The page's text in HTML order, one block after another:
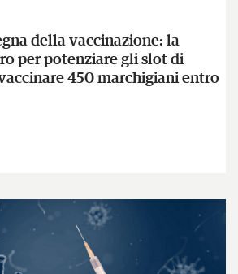
della vaccinazione: la
per potenziare gli slot di
450 marchigiani entro